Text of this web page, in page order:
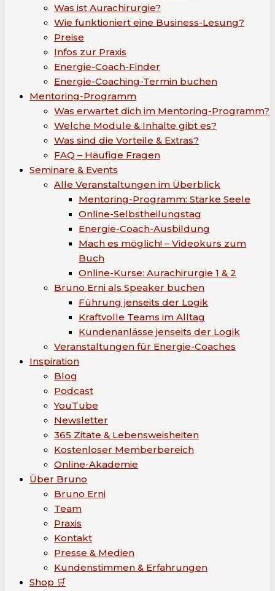
Was ist Aurachirurgie?
Wie funktioniert eine Business-Lesung?
Preise
Infos zur Praxis
Energie-Coach-Finder
Energie-Coaching-Termin buchen
Mentoring-Programm
Was erwartet dich im Mentoring-Programm?
Welche Module & Inhalte gibt es?
Was sind die Vorteile & Extras?
FAQ – Häufige Fragen
Seminare & Events
Alle Veranstaltungen im Überblick
Mentoring-Programm: Starke Seele
Online-Selbstheilungstag
Energie-Coach-Ausbildung
Mach es möglich! – Videokurs zum
Buch
Online-Kurse: Aurachirurgie 1 & 2
Bruno Erni als Speaker buchen
Führung jenseits der Logik
Kraftvolle Teams im Alltag
Kundenanlässe jenseits der Logik
Veranstaltungen für Energie-Coaches
Inspiration
Blog
Podcast
YouTube
Newsletter
365 Zitate & Lebensweisheiten
Kostenloser Memberbereich
Online-Akademie
Über Bruno
Bruno Erni
Team
Praxis
Kontakt
Presse & Medien
Kundenstimmen & Erfahrungen
Shop 🛒